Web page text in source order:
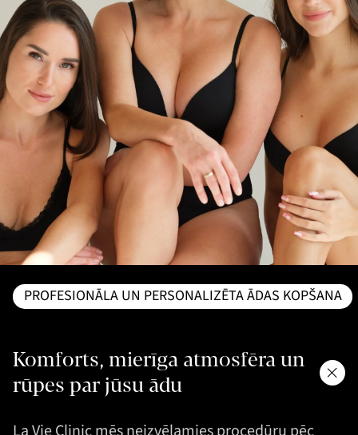
PROFESIONĀLA UN PERSONALIZĒTA ĀDAS KOPŠANA
Komforts, mierīga atmosfēra un
rūpes par jūsu ādu